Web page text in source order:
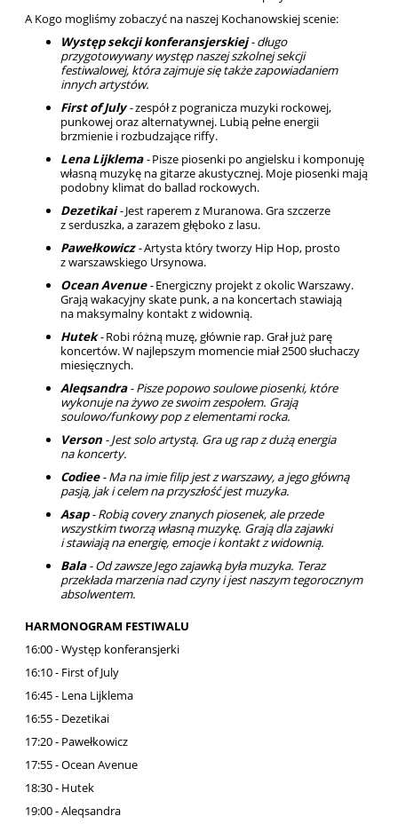
A Kogo mogliśmy zobaczyć na naszej Kochanowskiej scenie:
Występ sekcji konferansjerskiej- długo
przygotowywany występ naszej szkolnej sekcji
festiwalowej, która zajmuje się także zapowiadaniem
innych artystów.
First of July-zespół z pogranicza muzyki rockowej,
punkowej oraz alternatywnej. Lubią pełne energii
brzmienie i rozbudzające riffy.
Lena Lijklema-Pisze piosenki po angielsku i komponuję
własną muzykę na gitarze akustycznej. Moje piosenki mają
podobny klimat do ballad rockowych.
Dezetikai-Jest raperem z Muranowa. Gra szczerze
z serduszka, a zarazem głęboko z lasu.
Pawełkowicz-Artysta który tworzy Hip Hop, prosto
z warszawskiego Ursynowa.
Ocean Avenue-Energiczny projekt z okolic Warszawy.
Grają wakacyjny skate punk, a na koncertach stawiają
na maksymalny kontakt z widownią.
Hutek-Robi różną muzę, głównie rap. Grał już parę
koncertów. W najlepszym momencie miał 2500 słuchaczy
miesięcznych.
Aleqsandra- Pisze popowo soulowe piosenki, które
wykonuje na żywo ze swoim zespołem. Grają
soulowo/funkowy pop z elementami rocka.
Verson - Jest solo artystą. Gra ug rap z dużą energia
na koncerty.
Codiee- Ma na imie filip jest z warszawy, a jego główną
pasją, jak i celem na przyszłość jest muzyka.
Asap- Robią covery znanych piosenek, ale przede
wszystkim tworzą własną muzykę. Grają dla zajawki
i stawiają na energię, emocje i kontakt z widownią.
Bala- Od zawsze Jego zajawką była muzyka. Teraz
przekłada marzenia nad czyny i jest naszym tegorocznym
absolwentem.
HARMONOGRAM FESTIWALU
16:00 - Występ konferansjerki
16:10 - First of July
16:45 - Lena Lijklema
16:55 - Dezetikai
17:20 - Pawełkowicz
17:55 - Ocean Avenue
18:30 - Hutek
19:00 - Aleqsandra